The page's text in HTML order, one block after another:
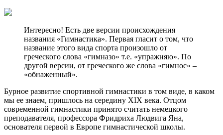
Интересно! Есть две версии происхождения
названия «Гимнастика». Первая гласит о том, что
название этого вида спорта произошло от
греческого слова «гимназо» т.е. «упражняю». По
другой версии, от греческого же слова «гимнос» –
«обнаженный».
Бурное развитие спортивной гимнастики в том виде, в каком
мы ее знаем, пришлось на середину XIX века. Отцом
современной гимнастики принято считать немецкого
преподавателя, профессора Фридриха Людвига Яна,
основателя первой в Европе гимнастической школы.